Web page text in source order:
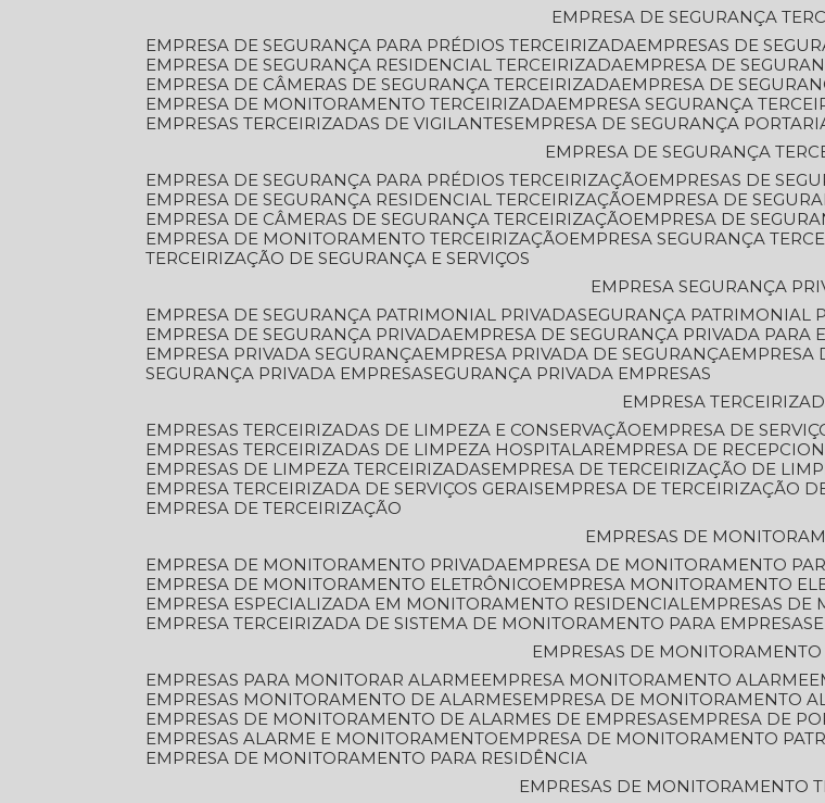
EMPRESA DE SEGURANÇA
EMPRESA DE SEGURANÇA PARA PRÉDIOS TERCEIRIZADA
EMPRESAS DE
EMPRESA DE SEGURANÇA RESIDENCIAL TERCEIRIZADA
EMPRESA DE
EMPRESA DE CÂMERAS DE SEGURANÇA TERCEIRIZADA
EMPRESA DE
EMPRESA DE MONITORAMENTO TERCEIRIZADA
EMPRESA SEGURANÇA
EMPRESAS TERCEIRIZADAS DE VIGILANTES
EMPRESA DE SEGURANÇA
EMPRESA DE SEGURANÇA
EMPRESA DE SEGURANÇA PARA PRÉDIOS TERCEIRIZAÇÃO
EMPRESAS DE
EMPRESA DE SEGURANÇA RESIDENCIAL TERCEIRIZAÇÃO
EMPRESA DE
EMPRESA DE CÂMERAS DE SEGURANÇA TERCEIRIZAÇÃO
EMPRESA DE
EMPRESA DE MONITORAMENTO TERCEIRIZAÇÃO
EMPRESA SEGURANÇA
TERCEIRIZAÇÃO DE SEGURANÇA E SERVIÇOS
EMPRESA SEGURANÇA
EMPRESA DE SEGURANÇA PATRIMONIAL PRIVADA SEGURANÇA PATRIMONIAL
EMPRESA DE SEGURANÇA PRIVADA
EMPRESA DE SEGURANÇA PRIVADA PARA
EMPRESA PRIVADA SEGURANÇA
EMPRESA PRIVADA DE SEGURANÇA
SEGURANÇA PRIVADA EMPRESA SEGURANÇA PRIVADA EMPRESAS
EMPRESA
EMPRESAS TERCEIRIZADAS DE LIMPEZA E CONSERVAÇÃO
EMPRESA DE
EMPRESAS TERCEIRIZADAS DE LIMPEZA HOSPITALAR
EMPRESA DE
EMPRESAS DE LIMPEZA TERCEIRIZADAS
EMPRESA DE TERCEIRIZAÇÃO DE
EMPRESA TERCEIRIZADA DE SERVIÇOS GERAIS
EMPRESA DE TERCEIRIZAÇÃO
EMPRESA DE TERCEIRIZAÇÃO
EMPRESAS DE
EMPRESA DE MONITORAMENTO PRIVADA
EMPRESA DE MONITORAMENTO
EMPRESA DE MONITORAMENTO ELETRÔNICO
EMPRESA MONITORAMENTO
EMPRESA ESPECIALIZADA EM MONITORAMENTO RESIDENCIAL
EMPRESAS
EMPRESA TERCEIRIZADA DE SISTEMA DE MONITORAMENTO PARA EMPRESAS
EMPRESAS DE
EMPRESAS PARA MONITORAR ALARME
EMPRESA MONITORAMENTO ALARME
EMPRESAS MONITORAMENTO DE ALARMES
EMPRESA DE MONITORAMENTO
EMPRESAS DE MONITORAMENTO DE ALARMES DE EMPRESAS
EMPRESA DE
EMPRESAS ALARME E MONITORAMENTO
EMPRESA DE MONITORAMENTO
EMPRESA DE MONITORAMENTO PARA RESIDÊNCIA
EMPRESAS DE MONITORAMENTO